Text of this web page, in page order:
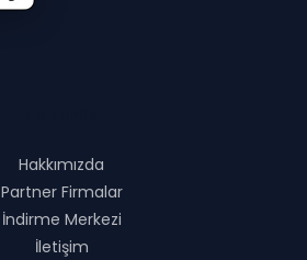
Hakkımızda
Partner Firmalar
İndirme Merkezi
İletişim